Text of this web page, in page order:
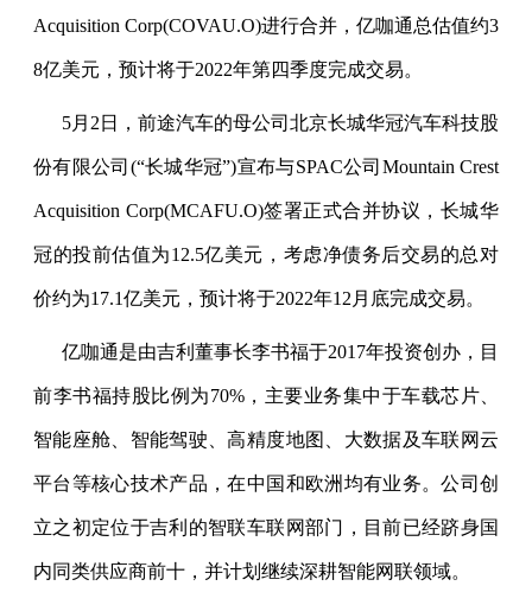
Acquisition Corp(COVAU.O)进行合并，亿咖通总估值约3
8亿美元，预计将于2022年第四季度完成交易。
5月 2 日，前途汽车的母公司北京长城华冠汽车科技股
份有限公司 (“长城华冠”)宣布与SPAC公司 Mountain Crest
Acquisition Corp(MCAFU.O)签署正式合并协议，长城华
冠的投前估值为12.5亿美元，考虑净债务后交易的总对
价约为17.1亿美元，预计将于2022年12 月底完成交易。
亿咖通是由吉利董事长李书福于2017年投资创办，目
前李书福持股比例为70%，主要业务集中于车载芯片、
智能座舱、智能驾驶、高精度地图、大数据及车联网云
平台等核心技术产品，在中国和欧洲均有业务。公司创
立之初定位于吉利的智联车联网部门，目前已经跻身国
内同类供应商前十，并计划继续深耕智能网联领域。